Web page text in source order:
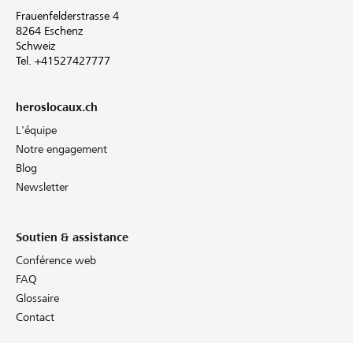
Frauenfelderstrasse 4
8264 Eschenz
Schweiz
Tel. +41527427777
heroslocaux.ch
L'équipe
Notre engagement
Blog
Newsletter
Soutien & assistance
Conférence web
FAQ
Glossaire
Contact